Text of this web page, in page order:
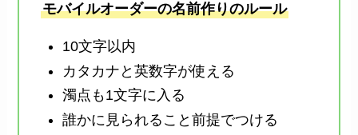
モバイルオーダーの名前作りのルール
10文字以内
カタカナと英数字が使える
濁点も1文字に入る
誰かに見られること前提でつける